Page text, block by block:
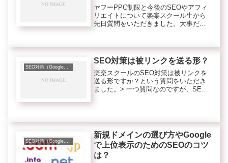
ヤフーPPC制限と今後のSEOやアフィ
リエイトについて楽楽スクール生から
先日質問をいただきました。大事だと
ルマガなどで、ヤフーのPPC出稿に制
限がかかって、PPCで稼いでい...
SEO対策（Googleなど検索エンジンのこと）
SEO対策は被リンクを送る形？
楽楽スクールのSEO対策は被リンクを
送る形ですか？という質問をいただき
ました。> 一つ質問なのですが、SEO
す。>> というのも、以前サ...
SEO対策（Googleなど検索エンジンのこと）
新規ドメインの選び方やGoogle
で上位表示のためのSEOのコツ
は？